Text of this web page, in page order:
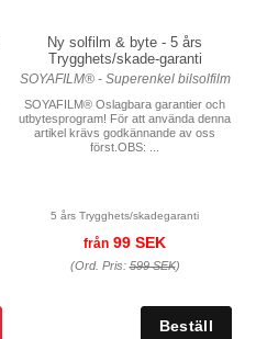
Ny solfilm & byte - 5 års
Trygghets/skade-garanti
SOYAFILM® - Superenkel bilsolfilm
SOYAFILM® Oslagbara garantier och
utbytesprogram! För att använda denna
artikel krävs godkännande av oss
först.OBS: ...
5 års Trygghets/skadegaranti
från 99 SEK
(Ord. Pris:599 SEK)